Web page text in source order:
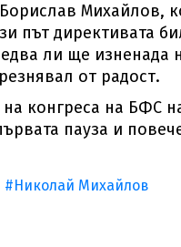
Михайлов,
път директивата
ли ще изненада
от радост.
конгреса на БФС
пауза и
#Николай Михайлов